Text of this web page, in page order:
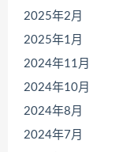
2025年2月
2025年1月
2024年11月
2024年10月
2024年8月
2024年7月